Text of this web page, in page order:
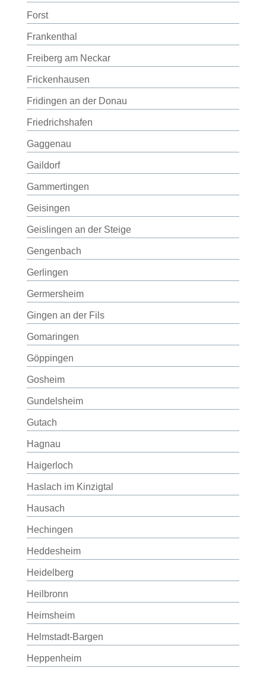
Forst
Frankenthal
Freiberg am Neckar
Frickenhausen
Fridingen an der Donau
Friedrichshafen
Gaggenau
Gaildorf
Gammertingen
Geisingen
Geislingen an der Steige
Gengenbach
Gerlingen
Germersheim
Gingen an der Fils
Gomaringen
Göppingen
Gosheim
Gundelsheim
Gutach
Hagnau
Haigerloch
Haslach im Kinzigtal
Hausach
Hechingen
Heddesheim
Heidelberg
Heilbronn
Heimsheim
Helmstadt-Bargen
Heppenheim